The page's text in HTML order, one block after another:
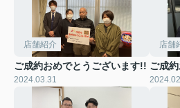
店舗紹介
ご成約おめでとうございます!!
2024.03.31
店舗
ご成